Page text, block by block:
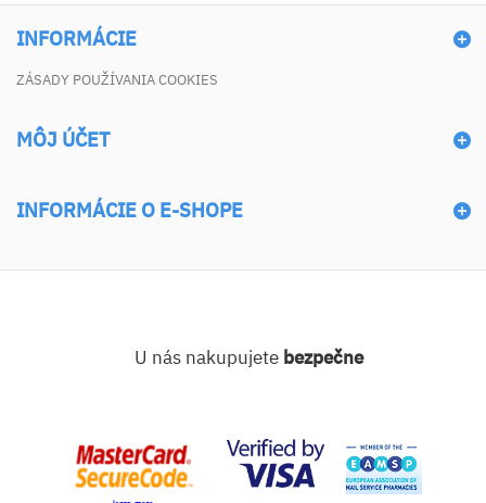
INFORMÁCIE
ZÁSADY POUŽÍVANIA COOKIES
MÔJ ÚČET
INFORMÁCIE O E-SHOPE
U nás nakupujete bezpečne